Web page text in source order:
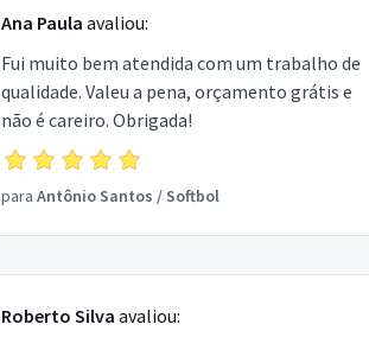
Ana Paula avaliou:
Fui muito bem atendida com um trabalho de
qualidade. Valeu a pena, orçamento grátis e
não é careiro. Obrigada!
para Antônio Santos /Softbol
Roberto Silva avaliou: